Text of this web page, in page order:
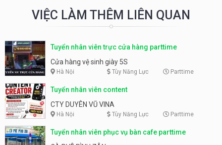
VIỆC LÀM THÊM LIÊN QUAN
Tuyển nhân viên trực cửa hàng parttime
Cửa hàng vệ sinh giày 5S
Hà Nội Tùy Năng Lực Parttime
Tuyển nhân viên content
CTY DUYÊN VŨ VINA
Hà Nội Tùy Năng Lực Parttime
Tuyển nhân viên phục vụ bàn cafe parttime